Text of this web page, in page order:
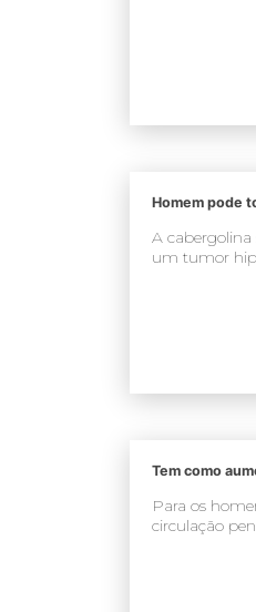
Homem pode
A
um tumor
Tem como
Para os
circulação